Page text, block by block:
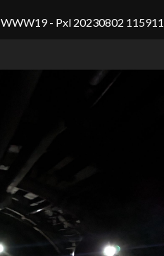
WWW19- Pxl 20230802